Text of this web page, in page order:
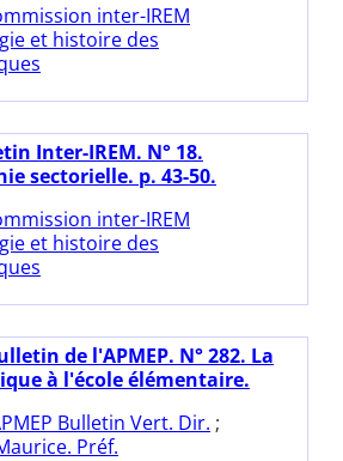
inter-IREM
et histoire des
Inter-IREM. N° 18.
sectorielle. p. 43-50.
inter-IREM
et histoire des
de l'APMEP. N° 282. La
à l'école élémentaire.
Bulletin Vert. Dir. ;
Préf.